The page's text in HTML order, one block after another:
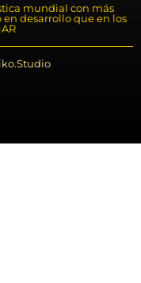
mundial con más
desarrollo que en los